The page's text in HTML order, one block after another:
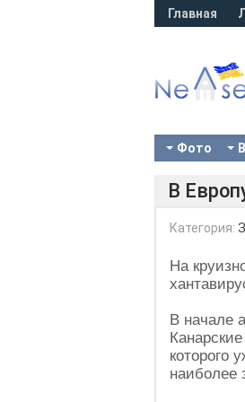
Главная
Фото
В
Категория:
На
В начале
которого
наиболее